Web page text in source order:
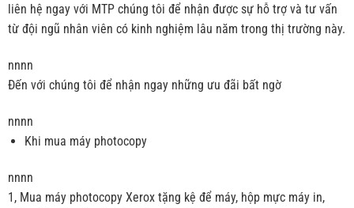
liên hệ ngay với MTP chúng tôi để nhận được sự hỗ trợ và tư vấn
từ đội ngũ nhân viên có kinh nghiệm lâu năm trong thị trường này.
nnnn
Đến với chúng tôi để nhận ngay những ưu đãi bất ngờ
nnnn
Khi mua máy photocopy
nnnn
1, Mua máy photocopy Xerox tặng kệ để máy, hộp mực máy in,